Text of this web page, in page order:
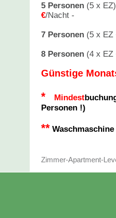
5 Personen (5 x
€/Nacht -
7 Personen (5 x
8 Personen (4 x EZ
Günstige
* Mindest
Personen !)
**
Zimmer-Apartment-